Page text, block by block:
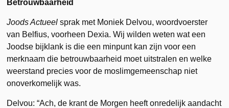
Betrouwbaarheid
Joods Actueel sprak met Moniek Delvou, woordvoerster
van Belfius, voorheen Dexia. Wij wilden weten wat een
Joodse bijklank is die een minpunt kan zijn voor een
merknaam die betrouwbaarheid moet uitstralen en welke
weerstand precies voor de moslimgemeenschap niet
onoverkomelijk was.
Delvou: “Ach, de krant de Morgen heeft onredelijk aandacht